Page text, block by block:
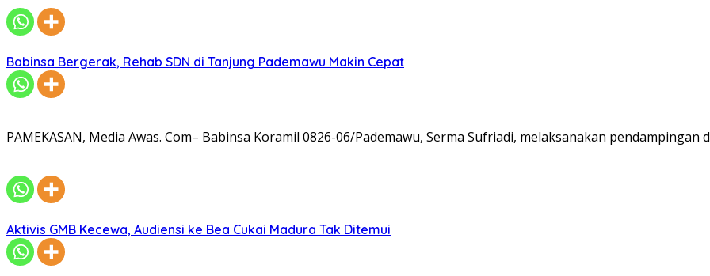
Babinsa Bergerak, Rehab SDN di Tanjung Pademawu Makin Cepat
PAMEKASAN, Media Awas. Com– Babinsa Koramil 0826-06/Pademawu, Serma Sufriadi, melaksanakan
Aktivis GMB Kecewa, Audiensi ke Bea Cukai Madura Tak Ditemui